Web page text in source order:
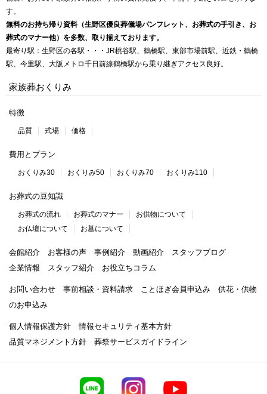
す。
無料のお持ち帰り資料（生野区優良葬儀場パンフレット、お葬式の手引き、お
葬式のマナー他）を多数、取り揃えております。
最寄り駅：生野区の各駅・・・JR桃谷駅、鶴橋駅、東部市場前駅、近鉄・鶴橋
駅、今里駅、大阪メトロ千日前線鶴橋駅から乗り継ぎアクセス良好。
家族葬おくりみ
特徴
品質 式場 価格
費用とプラン
おくりみ30 おくりみ50 おくりみ70 おくりみ110
お葬式の豆知識
お葬式の流れ お葬式のマナー
お供物について
お仏壇について
お墓について
会館紹介 お客様の声 事例紹介 動画紹介
スタッフブログ
企業情報
スタッフ紹介 お役立ちコラム
お問い合わせ 事前相談・資料請求 ことほぎ会員申込み
供花・供物
のお申込み
個人情報保護方針
情報セキュリティ基本方針
品質マネジメント方針
葬祭サービスガイドライン